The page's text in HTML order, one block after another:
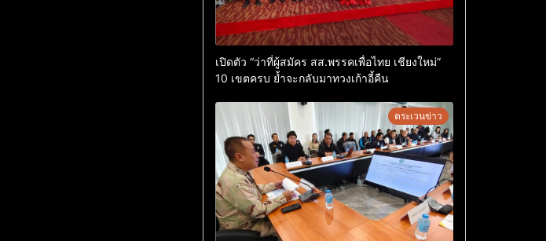
เปิดตัว “ว่าที่ผู้สมัคร สส.พรรคเพื่อไทย เชียงใหม่”
10 เขตครบ ย้ำจะกลับมาทวงเก้าอี้คืน
ตระเวนข่าว